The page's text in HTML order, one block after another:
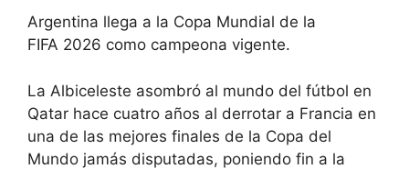
Argentina llega a la Copa Mundial de la
FIFA 2026 como campeona vigente.
La Albiceleste asombró al mundo del fútbol en
Qatar hace cuatro años al derrotar a Francia en
una de las mejores finales de la Copa del
Mundo jamás disputadas, poniendo fin a la